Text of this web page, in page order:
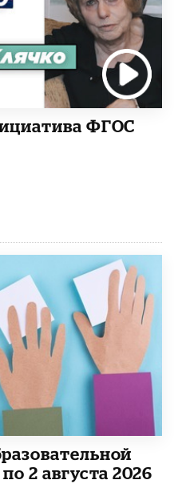
ФГОС
2 августа 2026